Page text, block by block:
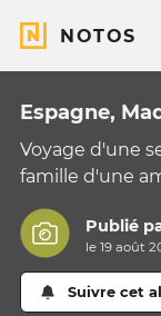
NOTOS
Espagne,
Voyage d'une
famille d'une
Publié
le 19 août
Suivre cet